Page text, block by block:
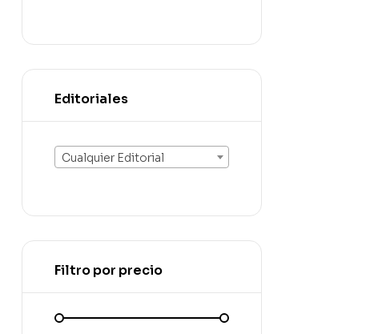
Editoriales
Cualquier Editorial
Filtro por precio